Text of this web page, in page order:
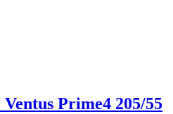
Prime4 205/55